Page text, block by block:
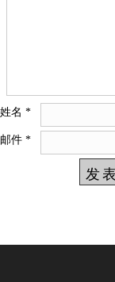
姓名 *
邮件 *